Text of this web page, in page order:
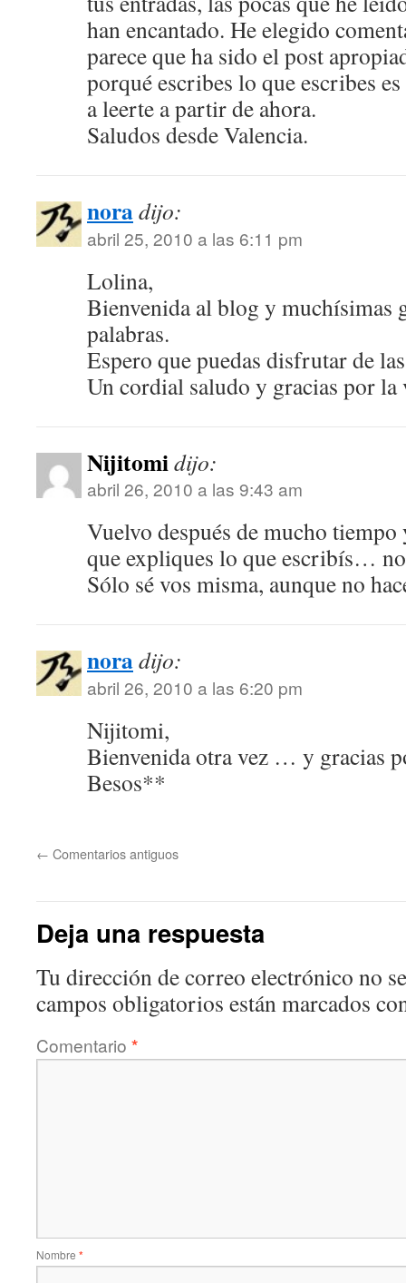
han encantado. He elegido
parece que ha sido el post
porqué escribes lo que escribes
a leerte a partir de ahora.
Saludos desde Valencia.
noradijo:
abril 25, 2010 a las 6:11 pm
Lolina,
Bienvenida al blog y muchísimas
palabras.
Espero que puedas disfrutar de
Un cordial saludo y gracias por la
Nijitomidijo:
abril 26, 2010 a las 9:43 am
Vuelvo después de mucho tiempo
que expliques lo que escribís…
Sólo sé vos misma, aunque no
noradijo:
abril 26, 2010 a las 6:20 pm
Nijitomi,
Bienvenida otra vez … y gracias
Besos**
← Comentarios antiguos
Deja una respuesta
Tu dirección de correo electrónico no
campos obligatorios están marcados
Comentario *
Nombre *